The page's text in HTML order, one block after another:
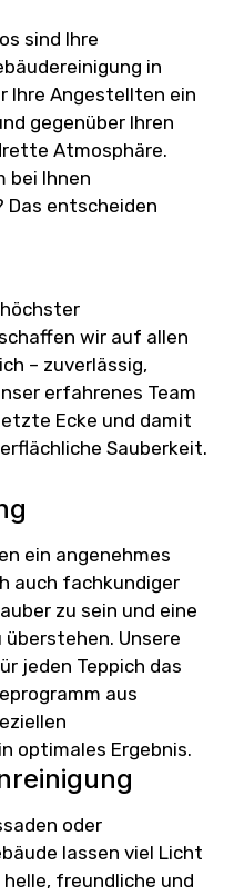
sind Ihre
in
Ihre Angestellten ein
gegenüber Ihren
Atmosphäre.
bei Ihnen
entscheiden
wir auf allen
– zuverlässig,
erfahrenes Team
Ecke und damit
Sauberkeit.
ein angenehmes
auch fachkundiger
zu sein und eine
Unsere
jeden Teppich das
aus
optimales Ergebnis.
oder
lassen viel Licht
freundliche und